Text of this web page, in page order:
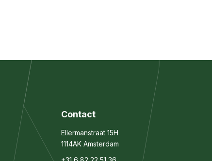
Contact
Ellermanstraat 15H
1114AK Amsterdam